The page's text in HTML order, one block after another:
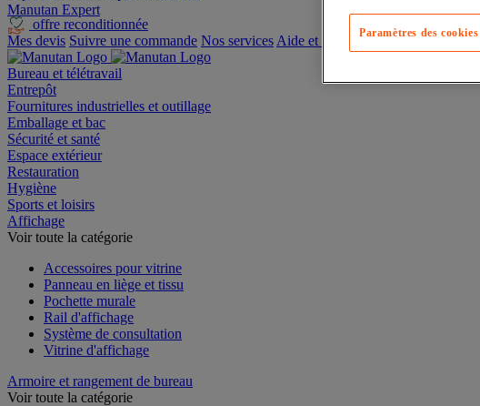
Manutan Expert
offre reconditionnée
Mes devis Suivre une commande Nos services Aide et contact
Bureau et télétravail
Entrepôt
Fournitures industrielles et outillage
Emballage et bac
Sécurité et santé
Espace extérieur
Restauration
Hygiène
Sports et loisirs
Affichage
Voir toute la catégorie
Accessoires pour vitrine
Panneau en liège et tissu
Pochette murale
Rail d'affichage
Système de consultation
Vitrine d'affichage
Armoire et rangement de bureau
Voir toute la catégorie
Paramètres des cookies